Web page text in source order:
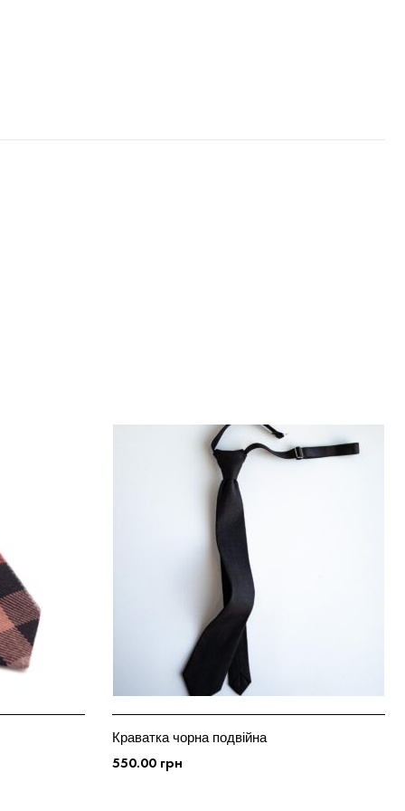
Краватка чорна подвійна
550.00 грн